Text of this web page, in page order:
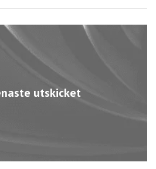
utskicket